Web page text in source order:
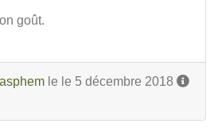
goût.
le le 5 décembre 2018